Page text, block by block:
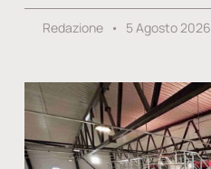
Redazione 5 Agosto 2026